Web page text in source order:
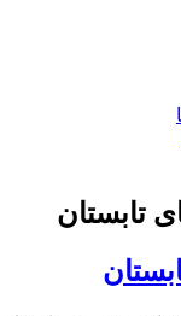
تابستان